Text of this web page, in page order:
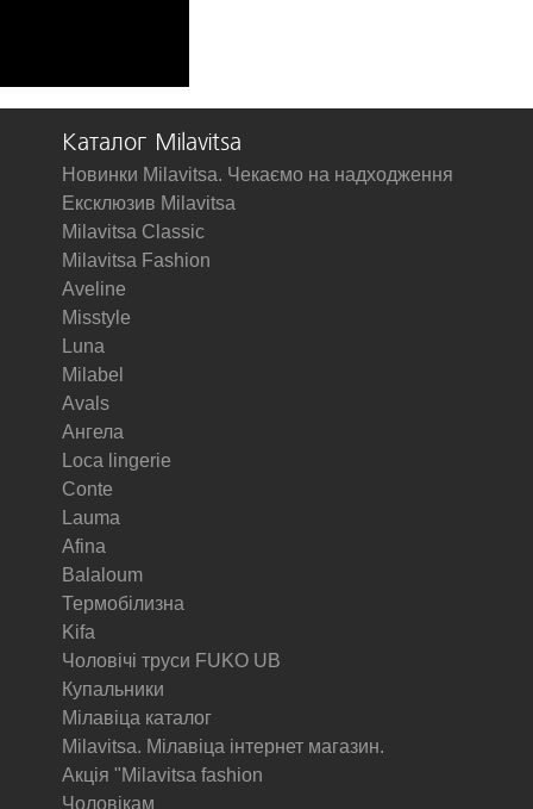
Каталог Milavitsa
Новинки Milavitsa. Чекаємо на надходження
Ексклюзив Milavitsa
Milavitsa Classic
Milavitsa Fashion
Aveline
Misstyle
Luna
Milabel
Avals
Ангела
Loca lingerie
Conte
Lauma
Afina
Balaloum
Термобілизна
Kifa
Чоловічі труси FUKO UB
Купальники
Мілавіца каталог
Milavitsa. Мілавіца інтернет магазин.
Акція "Milavitsa fashion
Чоловікам